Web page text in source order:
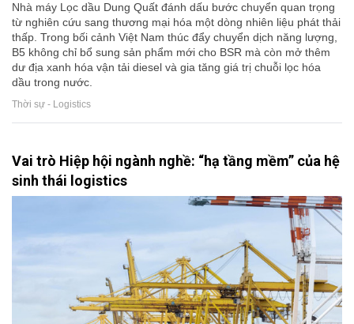
Nhà máy Lọc dầu Dung Quất đánh dấu bước chuyển quan trọng
từ nghiên cứu sang thương mại hóa một dòng nhiên liệu phát thải
thấp. Trong bối cảnh Việt Nam thúc đẩy chuyển dịch năng lượng,
B5 không chỉ bổ sung sản phẩm mới cho BSR mà còn mở thêm
dư địa xanh hóa vận tải diesel và gia tăng giá trị chuỗi lọc hóa
dầu trong nước.
Thời sự - Logistics
Vai trò Hiệp hội ngành nghề: “hạ tầng mềm” của hệ
sinh thái logistics